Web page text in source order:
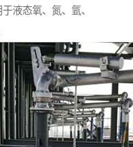
液态氧、氮、氩、